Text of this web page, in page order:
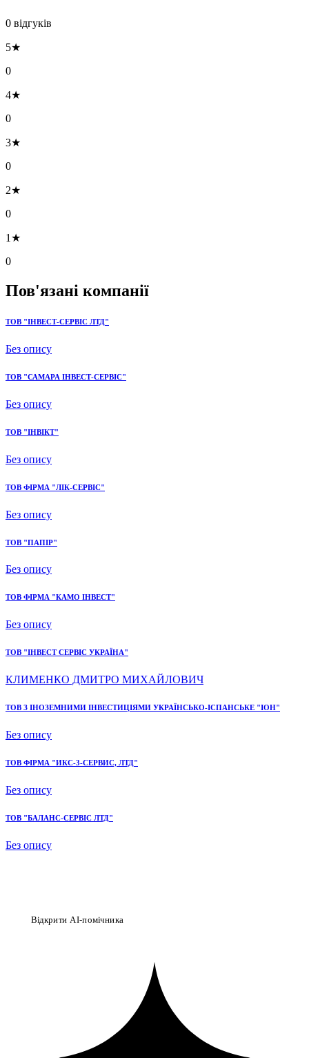
0 відгуків
5★
0
4★
0
3★
0
2★
0
1★
0
Пов'язані компанії
ТОВ "ІНВЕСТ-СЕРВІС ЛТД"
Без опису
ТОВ "САМАРА ІНВЕСТ-СЕРВІС"
Без опису
ТОВ "ІНВІКТ"
Без опису
ТОВ ФІРМА "ЛІК-СЕРВІС"
Без опису
ТОВ "ПАПІР"
Без опису
ТОВ ФІРМА "КАМО ІНВЕСТ"
Без опису
ТОВ "ІНВЕСТ СЕРВІС УКРАЇНА"
КЛИМЕНКО ДМИТРО МИХАЙЛОВИЧ
ТОВ З ІНОЗЕМНИМИ ІНВЕСТИЦІЯМИ УКРАЇНСЬКО-ІСПАНСЬКЕ "ІОН"
Без опису
ТОВ ФІРМА "ИКС-3-СЕРВИС, ЛТД"
Без опису
ТОВ "БАЛАНС-СЕРВІС ЛТД"
Без опису
Відкрити AI-помічника